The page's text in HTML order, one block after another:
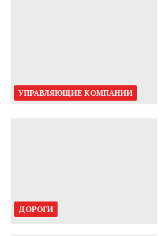
УПРАВЛЯЮЩИЕ КОМПАНИИ
ДОРОГИ